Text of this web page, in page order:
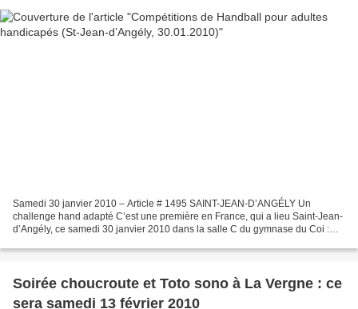
Samedi 30 janvier 2010 – Article # 1495 SAINT-JEAN-D’ANGÉLY Un
challenge hand adapté C’est une première en France, qui a lieu Saint-Jean-
d’Angély, ce samedi 30 janvier 2010 dans la salle C du gymnase du Coi :
Soirée choucroute et Toto sono à La Vergne : ce
sera samedi 13 février 2010